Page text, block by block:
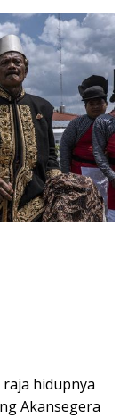
hidupnya
Akansegera